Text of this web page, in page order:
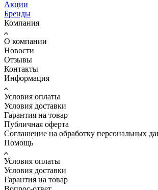
Акции
Бренды
Компания
О компании
Новости
Отзывы
Контакты
Информация
Условия оплаты
Условия доставки
Гарантия на товар
Публичная оферта
Соглашение на обработку персональных
Помощь
Условия оплаты
Условия доставки
Гарантия на товар